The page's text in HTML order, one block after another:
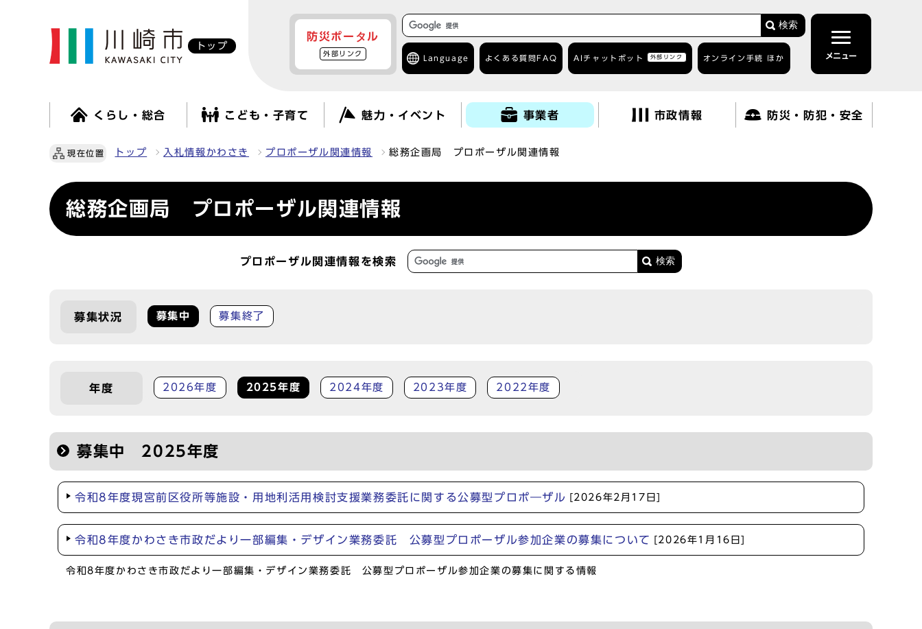
トップ
防災ポータル
外部リンク
検索
Language よくある質問 FAQ AIチャットボット 外部リンク オンライン手続 ほか メニュー
くらし・総合 こども・子育て 魅力・イベント 事業者 市政情報 防災・防犯・安全
現在位置 トップ 入札情報かわさき プロポーザル関連情報 総務企画局 プロポーザル関連情報
総務企画局 プロポーザル関連情報
プロポーザル関連情報を検索
募集状況 募集中 募集終了
年度 2026年度 2025年度 2024年度 2023年度 2022年度
募集中 2025年度
令和8年度現宮前区役所等施設・用地利活用検討支援業務委託に関する公募型プロポ―ザル [2026年2月17日]
令和8年度かわさき市政だより一部編集・デザイン業務委託 公募型プロポーザル参加企業の募集について [2026年1月16日]
令和8年度かわさき市政だより一部編集・デザイン業務委託 公募型プロポーザル参加企業の募集に関する情報